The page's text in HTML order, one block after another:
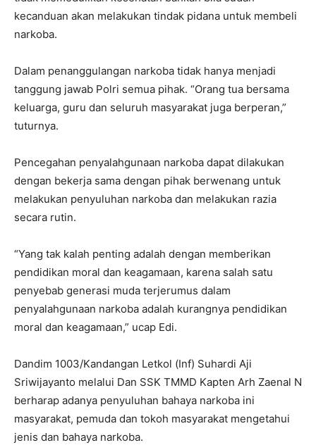
kecanduan akan melakukan tindak pidana untuk membeli
narkoba.
Dalam penanggulangan narkoba tidak hanya menjadi
tanggung jawab Polri semua pihak. “Orang tua bersama
keluarga, guru dan seluruh masyarakat juga berperan,”
tuturnya.
Pencegahan penyalahgunaan narkoba dapat dilakukan
dengan bekerja sama dengan pihak berwenang untuk
melakukan penyuluhan narkoba dan melakukan razia
secara rutin.
“Yang tak kalah penting adalah dengan memberikan
pendidikan moral dan keagamaan, karena salah satu
penyebab generasi muda terjerumus dalam
penyalahgunaan narkoba adalah kurangnya pendidikan
moral dan keagamaan,” ucap Edi.
Dandim 1003/Kandangan Letkol (Inf) Suhardi Aji
Sriwijayanto melalui Dan SSK TMMD Kapten Arh Zaenal N
berharap adanya penyuluhan bahaya narkoba ini
masyarakat, pemuda dan tokoh masyarakat mengetahui
jenis dan bahaya narkoba.